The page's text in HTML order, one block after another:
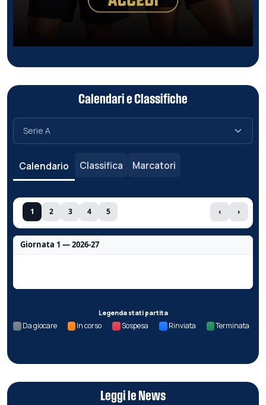
Calendari e Classifiche
Calendario Classifica Marcatori
1 2 3 4 5 ‹ ›
Giornata 1 — 2026-27
Legenda stati partita
Da giocare In corso Sospesa Rinviata Terminata
Leggi le News